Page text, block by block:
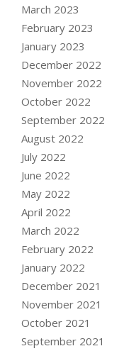
March 2023
February 2023
January 2023
December 2022
November 2022
October 2022
September 2022
August 2022
July 2022
June 2022
May 2022
April 2022
March 2022
February 2022
January 2022
December 2021
November 2021
October 2021
September 2021